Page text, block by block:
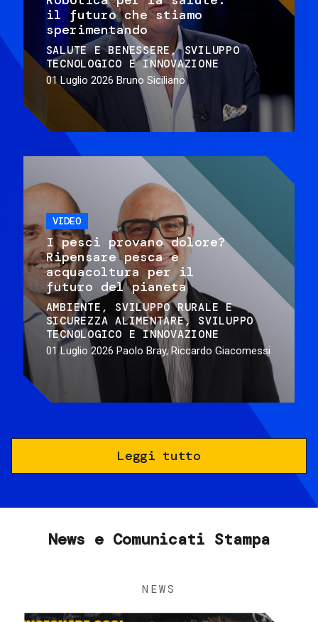
il futuro che stiamo
sperimentando
SALUTE E BENESSERE
SVILUPPO
TECNOLOGICO E INNOVAZIONE
01 Luglio 2026 Bruno Siciliano
VIDEO
I pesci provano dolore?
Ripensare pesca e
acquacoltura per il
futuro del pianeta
AMBIENTE
SVILUPPO RURALE E
SICUREZZA ALIMENTARE
SVILUPPO
TECNOLOGICO E INNOVAZIONE
01 Luglio 2026 Paolo Bray, Riccardo Giacomessi
Leggi tutto
News e Comunicati Stampa
NEWS